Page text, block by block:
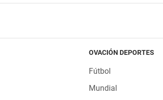
OVACIÓN DEPORTES
Fútbol
Mundial